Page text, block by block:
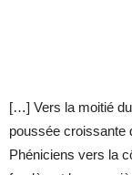
[…] Vers la moitié
poussée croissante
Phéniciens vers la